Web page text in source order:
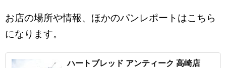
お店の場所や情報、ほかのパンレポートはこちら
になります。
ハートブレッド アンティーク 高崎店